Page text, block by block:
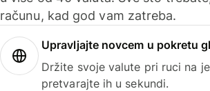
računu, kad god vam zatreba.
Upravljajte novcem u pokretu
Držite svoje valute pri ruci na
pretvarajte ih u sekundi.